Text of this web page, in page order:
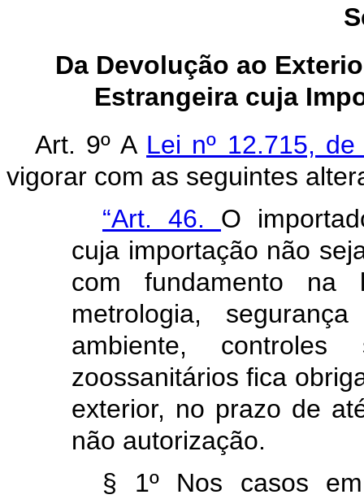
Da Devolução ao
Estrangeira cuja
Art. 9º A Lei nº 12.715,
vigorar com as seguintes
“Art. 46. O
cuja importação não
com fundamento na
metrologia,
ambiente, controles
zoossanitários fica
exterior, no prazo de
não autorização.
§ 1º Nos casos